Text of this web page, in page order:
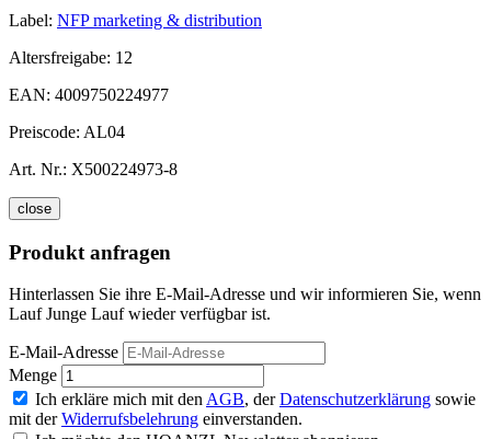
Label: NFP marketing & distribution
Altersfreigabe: 12
EAN: 4009750224977
Preiscode: AL04
Art. Nr.: X500224973-8
close
Produkt anfragen
Hinterlassen Sie ihre E-Mail-Adresse und wir informieren Sie, wenn
Lauf Junge Lauf wieder verfügbar ist.
E-Mail-Adresse
Menge
Ich erkläre mich mit den AGB, derDatenschutzerklärung sowie
mit derWiderrufsbelehrung einverstanden.